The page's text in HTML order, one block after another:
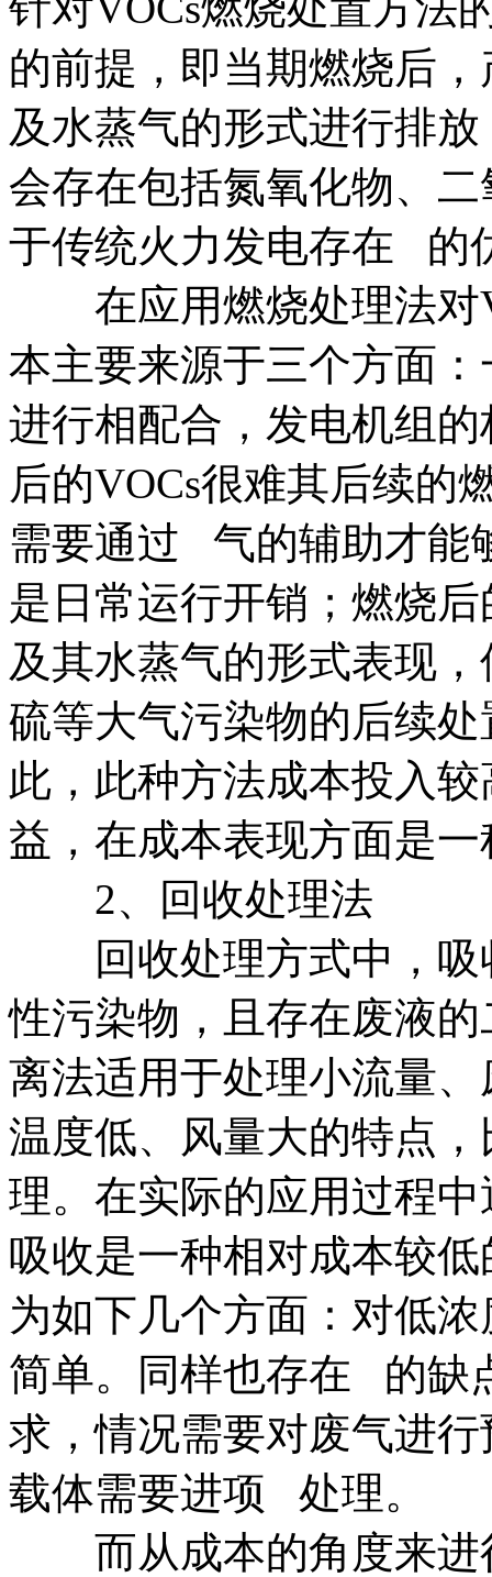
的前提，即当期燃烧后
及水蒸气的形式进行排
会存在包括氮氧化物、
于传统火力发电存在 的
在应用燃烧处理法对
本主要来源于三个方面
进行相配合，发电机组
后的VOCs很难其后续
需要通过 气的辅助才能
是日常运行开销；燃烧
及其水蒸气的形式表现
硫等大气污染物的后续
此，此种方法成本投入
益，在成本表现方面是
2、回收处理法
回收处理方式中，吸
性污染物，且存在废液
离法适用于处理小流量
温度低、风量大的特点
理。在实际的应用过程
吸收是一种相对成本较
为如下几个方面：对低
简单。同样也存在 的缺
求，情况需要对废气进
载体需要进项 处理。
而从成本的角度来进